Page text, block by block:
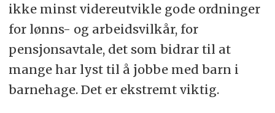
ikke minst videreutvikle gode ordninger
for lønns- og arbeidsvilkår, for
pensjonsavtale, det som bidrar til at
mange har lyst til å jobbe med barn i
barnehage. Det er ekstremt viktig.